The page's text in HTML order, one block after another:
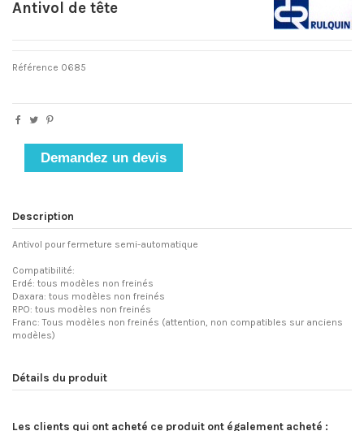
Antivol de tête
Référence 0685
Demandez un devis
Description
Antivol pour fermeture semi-automatique
Compatibilité:
Erdé: tous modèles non freinés
Daxara: tous modèles non freinés
RPO: tous modèles non freinés
Franc: Tous modèles non freinés (attention, non compatibles sur anciens
modèles)
Détails du produit
Les clients qui ont acheté ce produit ont également acheté :